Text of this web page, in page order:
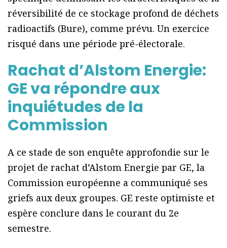
réversibilité de ce stockage profond de déchets
radioactifs (Bure), comme prévu. Un exercice
risqué dans une période pré-électorale.
Rachat d’Alstom Energie:
GE va répondre aux
inquiétudes de la
Commission
A ce stade de son enquête approfondie sur le
projet de rachat d’Alstom Energie par GE, la
Commission européenne a communiqué ses
griefs aux deux groupes. GE reste optimiste et
espère conclure dans le courant du 2e
semestre.